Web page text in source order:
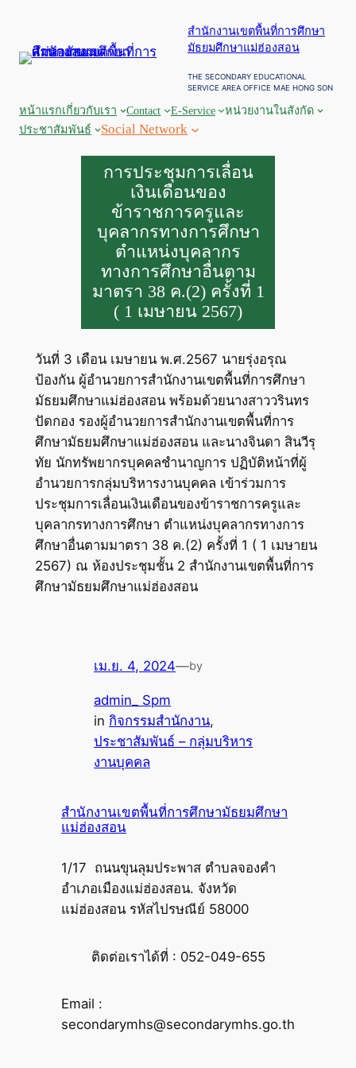
สำนักงานเขตพื้นที่การศึกษา
มัธยมศึกษาแม่ฮ่องสอน
THE SECONDARY EDUCATIONAL
SERVICE AREA OFFICE MAE HONG SON
หน้าแรกเกี่ยวกับเรา Contact E-Service
หน่วยงานในสังกัด
ประชาสัมพันธ์
Social Network
การประชุมการเลื่อน
เงินเดือนของ
ข้าราชการครูและ
บุคลากรทางการศึกษา
ตำแหน่งบุคลากร
ทางการศึกษาอื่นตาม
มาตรา 38 ค.(2) ครั้งที่ 1
( 1 เมษายน 2567)
วันที่ 3 เดือน เมษายน พ.ศ.2567 นายรุ่งอรุณ
ป้องกัน ผู้อำนวยการสำนักงานเขตพื้นที่การศึกษา
มัธยมศึกษาแม่ฮ่องสอน พร้อมด้วยนางสาววรินทร
ปัดกอง รองผู้อำนวยการสำนักงานเขตพื้นที่การ
ศึกษามัธยมศึกษาแม่ฮ่องสอน และนางจินดา สินวีรุ
ทัย นักทรัพยากรบุคคลชำนาญการ ปฏิบัติหน้าที่ผู้
อำนวยการกลุ่มบริหารงานบุคคล เข้าร่วมการ
ประชุมการเลื่อนเงินเดือนของข้าราชการครูและ
บุคลากรทางการศึกษา ตำแหน่งบุคลากรทางการ
ศึกษาอื่นตามมาตรา 38 ค.(2) ครั้งที่ 1 ( 1 เมษายน
2567) ณ ห้องประชุมชั้น 2 สำนักงานเขตพื้นที่การ
ศึกษามัธยมศึกษาแม่ฮ่องสอน
เม.ย. 4, 2024—by
admin_ Spm
in กิจกรรมสำนักงาน
ประชาสัมพันธ์ – กลุ่มบริหาร
งานบุคคล
สำนักงานเขตพื้นที่การศึกษามัธยมศึกษา
แม่ฮ่องสอน
1/17 ถนนขุนลุมประพาส ตำบลจองคำ
อำเภอเมืองแม่ฮ่องสอน. จังหวัด
แม่ฮ่องสอน รหัสไปรษณีย์ 58000
ติดต่อเราได้ที่ : 052-049-655
Email :
secondarymhs@secondarymhs.go.th